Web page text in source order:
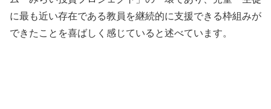
に最も近い存在である教員を継続的に支援できる枠組みが
できたことを喜ばしく感じていると述べています。